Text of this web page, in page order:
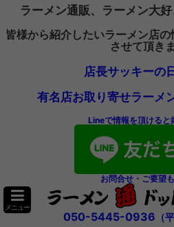
ラーメン通販、ラーメン大
皆様から紹介したいラーメン店
させて頂きま
店長サッキーの
有名店お取り寄せラーメ
Lineで情報を頂けると
お問合せ・ご要望
メニュー
050-5445-0936 （